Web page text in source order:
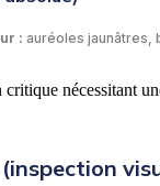
: auréoles jaunâtres,
critique nécessitant